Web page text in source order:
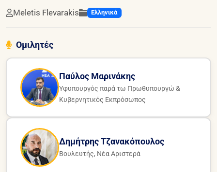
Meletis Flevarakis Ελληνικά
Ομιλητές
Παύλος Μαρινάκης
Υφυπουργός παρά τω Πρωθυπουργώ &
Κυβερνητικός Εκπρόσωπος
Δημήτρης Τζανακόπουλος
Βουλευτής, Νέα Αριστερά